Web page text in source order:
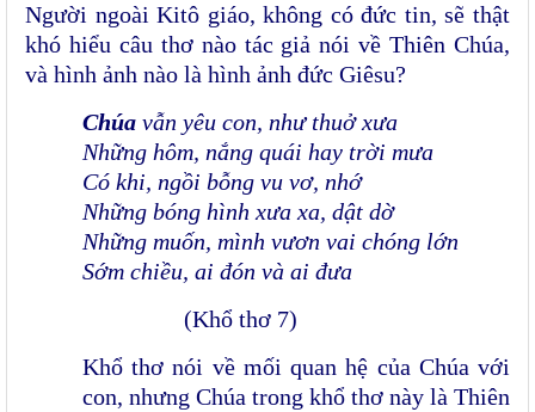
Người ngoài Kitô giáo, không có đức tin, sẽ thật
khó hiểu câu thơ nào tác giả nói về Thiên Chúa,
và hình ảnh nào là hình ảnh đức Giêsu?
Chúa vẫn yêu con, như thuở xưa
Những hôm, nắng quái hay trời mưa
Có khi, ngồi bỗng vu vơ, nhớ
Những bóng hình xưa xa, dật dờ
Những muốn, mình vươn vai chóng lớn
Sớm chiều, ai đón và ai đưa
(Khổ thơ 7)
Khổ thơ nói về mối quan hệ của Chúa với
con, nhưng Chúa trong khổ thơ này là Thiên